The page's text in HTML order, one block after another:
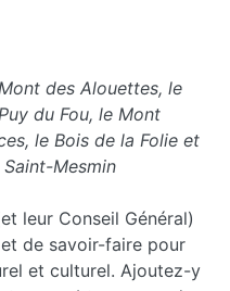
des Alouettes, le
du Fou, le Mont
le Bois de la Folie et
Mesmin
leur Conseil Général)
de savoir-faire pour
et culturel. Ajoutez-y